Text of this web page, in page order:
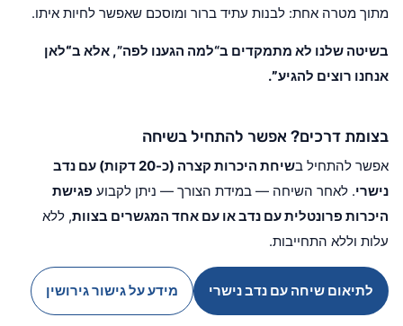
מתוך מטרה אחת: לבנות עתיד ברור ומוסכם שאפשר לחיות איתו.
בשיטה שלנו לא מתמקדים ב“למה הגענו לפה”, אלא ב“לאן
אנחנו רוצים להגיע”.
בצומת דרכים? אפשר להתחיל בשיחה
אפשר להתחיל ב
שיחת היכרות קצרה (כ-20 דקות) עם נדב
נישרי. לאחר השיחה — במידת הצורך — ניתן לקבוע פגישת
היכרות פרונטלית עם נדב או עם אחד המגשרים בצוות, ללא
עלות וללא התחייבות.
לתיאום שיחה עם נדב נישרי מידע על גישור גירושין